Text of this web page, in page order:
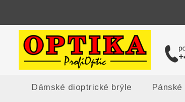
Dámské dioptrické brýle